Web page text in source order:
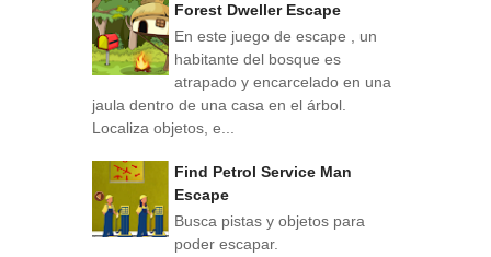
Forest Dweller Escape
En este juego de escape , un
habitante del bosque es
atrapado y encarcelado en una
jaula dentro de una casa en el árbol.
Localiza objetos, e...
Find Petrol Service Man
Escape
Busca pistas y objetos para
poder escapar.